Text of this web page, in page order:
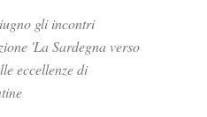
gli incontri
'La Sardegna verso
eccellenze di